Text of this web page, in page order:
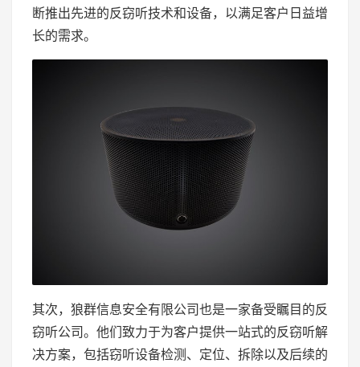
断推出先进的反窃听技术和设备，以满足客户日益增
长的需求。
其次，狼群信息安全有限公司也是一家备受瞩目的反
窃听公司。他们致力于为客户提供一站式的反窃听解
决方案，包括窃听设备检测、定位、拆除以及后续的